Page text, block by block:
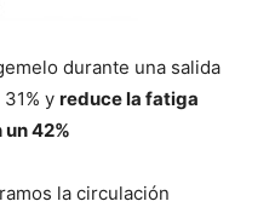
durante una salida
y reduce la fatiga
42%
la circulación